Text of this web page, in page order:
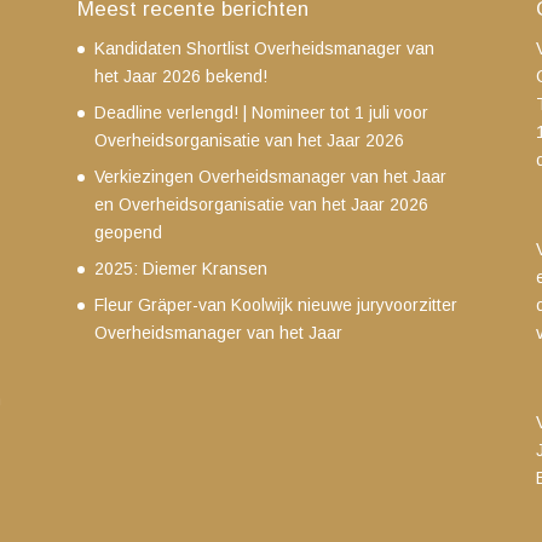
Meest recente berichten
Kandidaten Shortlist Overheidsmanager van
het Jaar 2026 bekend!
Deadline verlengd! | Nomineer tot 1 juli voor
Overheidsorganisatie van het Jaar 2026
Verkiezingen Overheidsmanager van het Jaar
en Overheidsorganisatie van het Jaar 2026
geopend
2025: Diemer Kransen
Fleur Gräper-van Koolwijk nieuwe juryvoorzitter
Overheidsmanager van het Jaar